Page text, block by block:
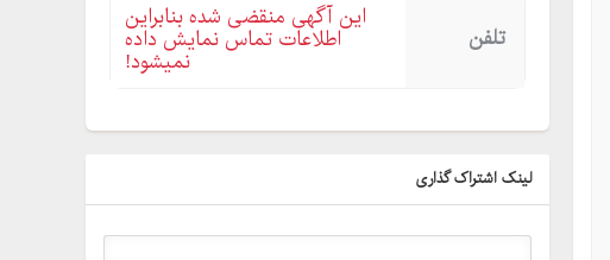
تلفن
این آگهی منقضی شده بنابراین
اطلاعات تماس نمایش داده
نمیشود!
لینک اشتراک گذاری